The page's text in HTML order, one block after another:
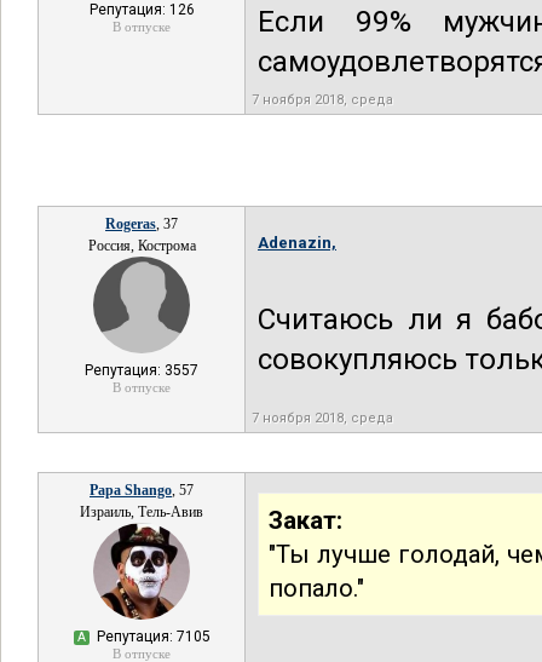
Репутация: 126
В отпуске
Если 99%
7 ноября 2018, среда
Rogeras, 37
Россия, Кострома
Репутация: 3557
В отпуске
Adenazin,
Считаюсь ли я
совокупляюсь
7 ноября 2018, среда
Papa Shango, 57
Израиль, Тель-Авив
А Репутация: 7105
В отпуске
Закат:
"Ты лучше голодай,
попало."